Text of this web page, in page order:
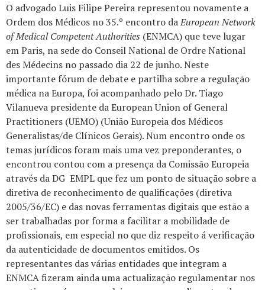
O advogado Luis Filipe Pereira representou novamente a
Ordem dos Médicos no 35.º encontro daEuropean Network
of Medical Competent Authorities (ENMCA) que teve lugar
em Paris, na sede do Conseil National de Ordre National
des Médecins no passado dia 22 de junho.Neste
importante fórum de debate e partilha sobre a regulação
médica na Europa, foi acompanhado pelo Dr. Tiago
Vilanueva presidente da European Union of General
Practitioners (UEMO) (União Europeia dos Médicos
Generalistas/de Clínicos Gerais).Num encontro onde os
temas jurídicos foram mais uma vez preponderantes, o
encontrou contou com a presença da Comissão Europeia
através da DG EMPL que fez um ponto de situação sobre a
diretiva de reconhecimento de qualificações (diretiva
2005/36/EC) e das novas ferramentas digitais que estão a
ser trabalhadas por forma a facilitar a mobilidade de
profissionais, em especial no que diz respeito á verificação
da autenticidade de documentos emitidos. Os
representantes das várias entidades que integram a
ENMCA fizeram ainda uma actualização regulamentar nos